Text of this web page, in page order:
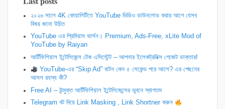
২০২৬ সালে 4K কোয়ালিটিতে YouTube ভিডিও ডাউনলোড করার আগে যেসব
বিষয় জানা উচিত
YouTube এর প্রিমিয়াম ভার্সন। Premium, Ads-Free, xLite Mod of
YouTube by Raiyan
আর্টিফিশিয়াল ইন্টেলিজেন্স টেক এসিস্টেন্ট – আপনার ইলেকট্রনিক্স গেজেট ডাক্তার!
YouTube-এর “Skip Ad” বাটন কেন ৫ সেকেন্ড পরে আসে? এর পেছনের
আসল রহস্য কী?
Free AI – উন্মুক্ত আর্টিফিশিয়াল ইন্টেলিজেন্সের ভুবনে স্বাগতম
Telegram বট দিয়ে Link Masking , Link Shortner করুন